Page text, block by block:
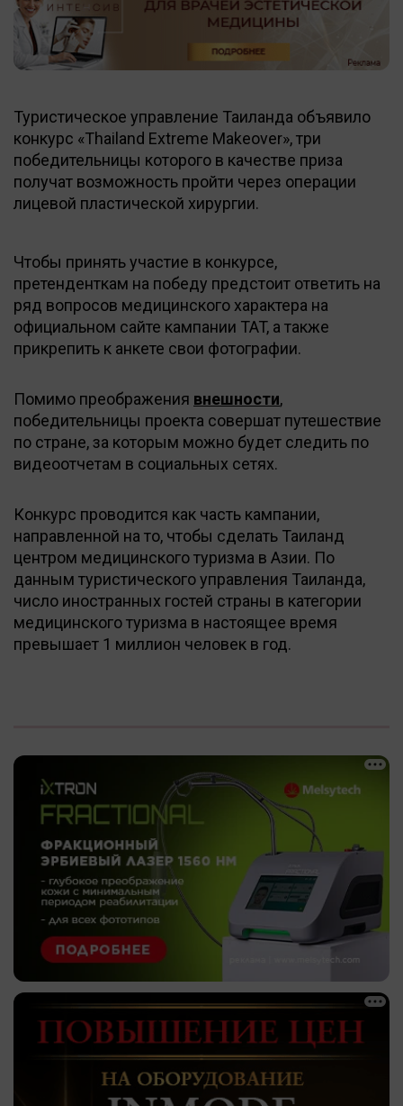
Туристическое управление Таиланда объявило
конкурс «Thailand Extreme Makeover», три
победительницы которого в качестве приза
получат возможность пройти через операции
лицевой пластической хирургии.
Чтобы принять участие в конкурсе,
претенденткам на победу предстоит ответить на
ряд вопросов медицинского характера на
официальном сайте кампании TAT, а также
прикрепить к анкете свои фотографии.
Помимо преображения внешности,
победительницы проекта совершат путешествие
по стране, за которым можно будет следить по
видеоотчетам в социальных сетях.
Конкурс проводится как часть кампании,
направленной на то, чтобы сделать Таиланд
центром медицинского туризма в Азии. По
данным туристического управления Таиланда,
число иностранных гостей страны в категории
медицинского туризма в настоящее время
превышает 1 миллион человек в год.